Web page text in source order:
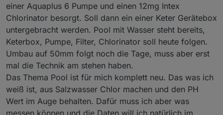
einer Aquaplus 6 Pumpe und einen 12mg Intex
Chlorinator besorgt. Soll dann ein einer Keter Gerätebox
untergebracht werden. Pool mit Wasser steht bereits,
Keterbox, Pumpe, Filter, Chlorinator soll heute folgen.
Umbau auf 50mm folgt noch die Tage, muss aber erst
mal die Technik am stehen haben.
Das Thema Pool ist für mich komplett neu. Das was ich
weiß ist, aus Salzwasser Chlor machen und den PH
Wert im Auge behalten. Dafür muss ich aber was
messen können und die Daten will ich natürlich im